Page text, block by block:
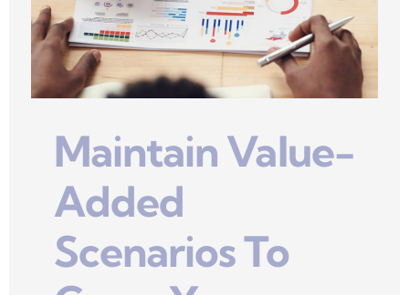
Maintain Value-
Added
Scenarios To